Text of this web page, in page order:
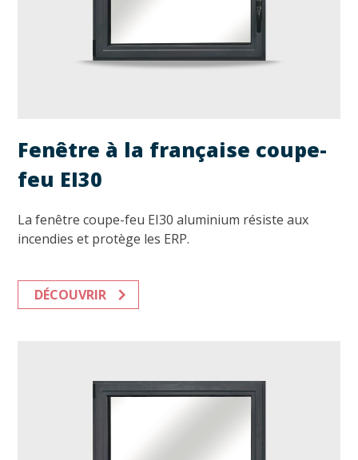
Fenêtre à la française coupe-
feu EI30
La fenêtre coupe-feu EI30 aluminium résiste aux
incendies et protège les ERP.
DÉCOUVRIR